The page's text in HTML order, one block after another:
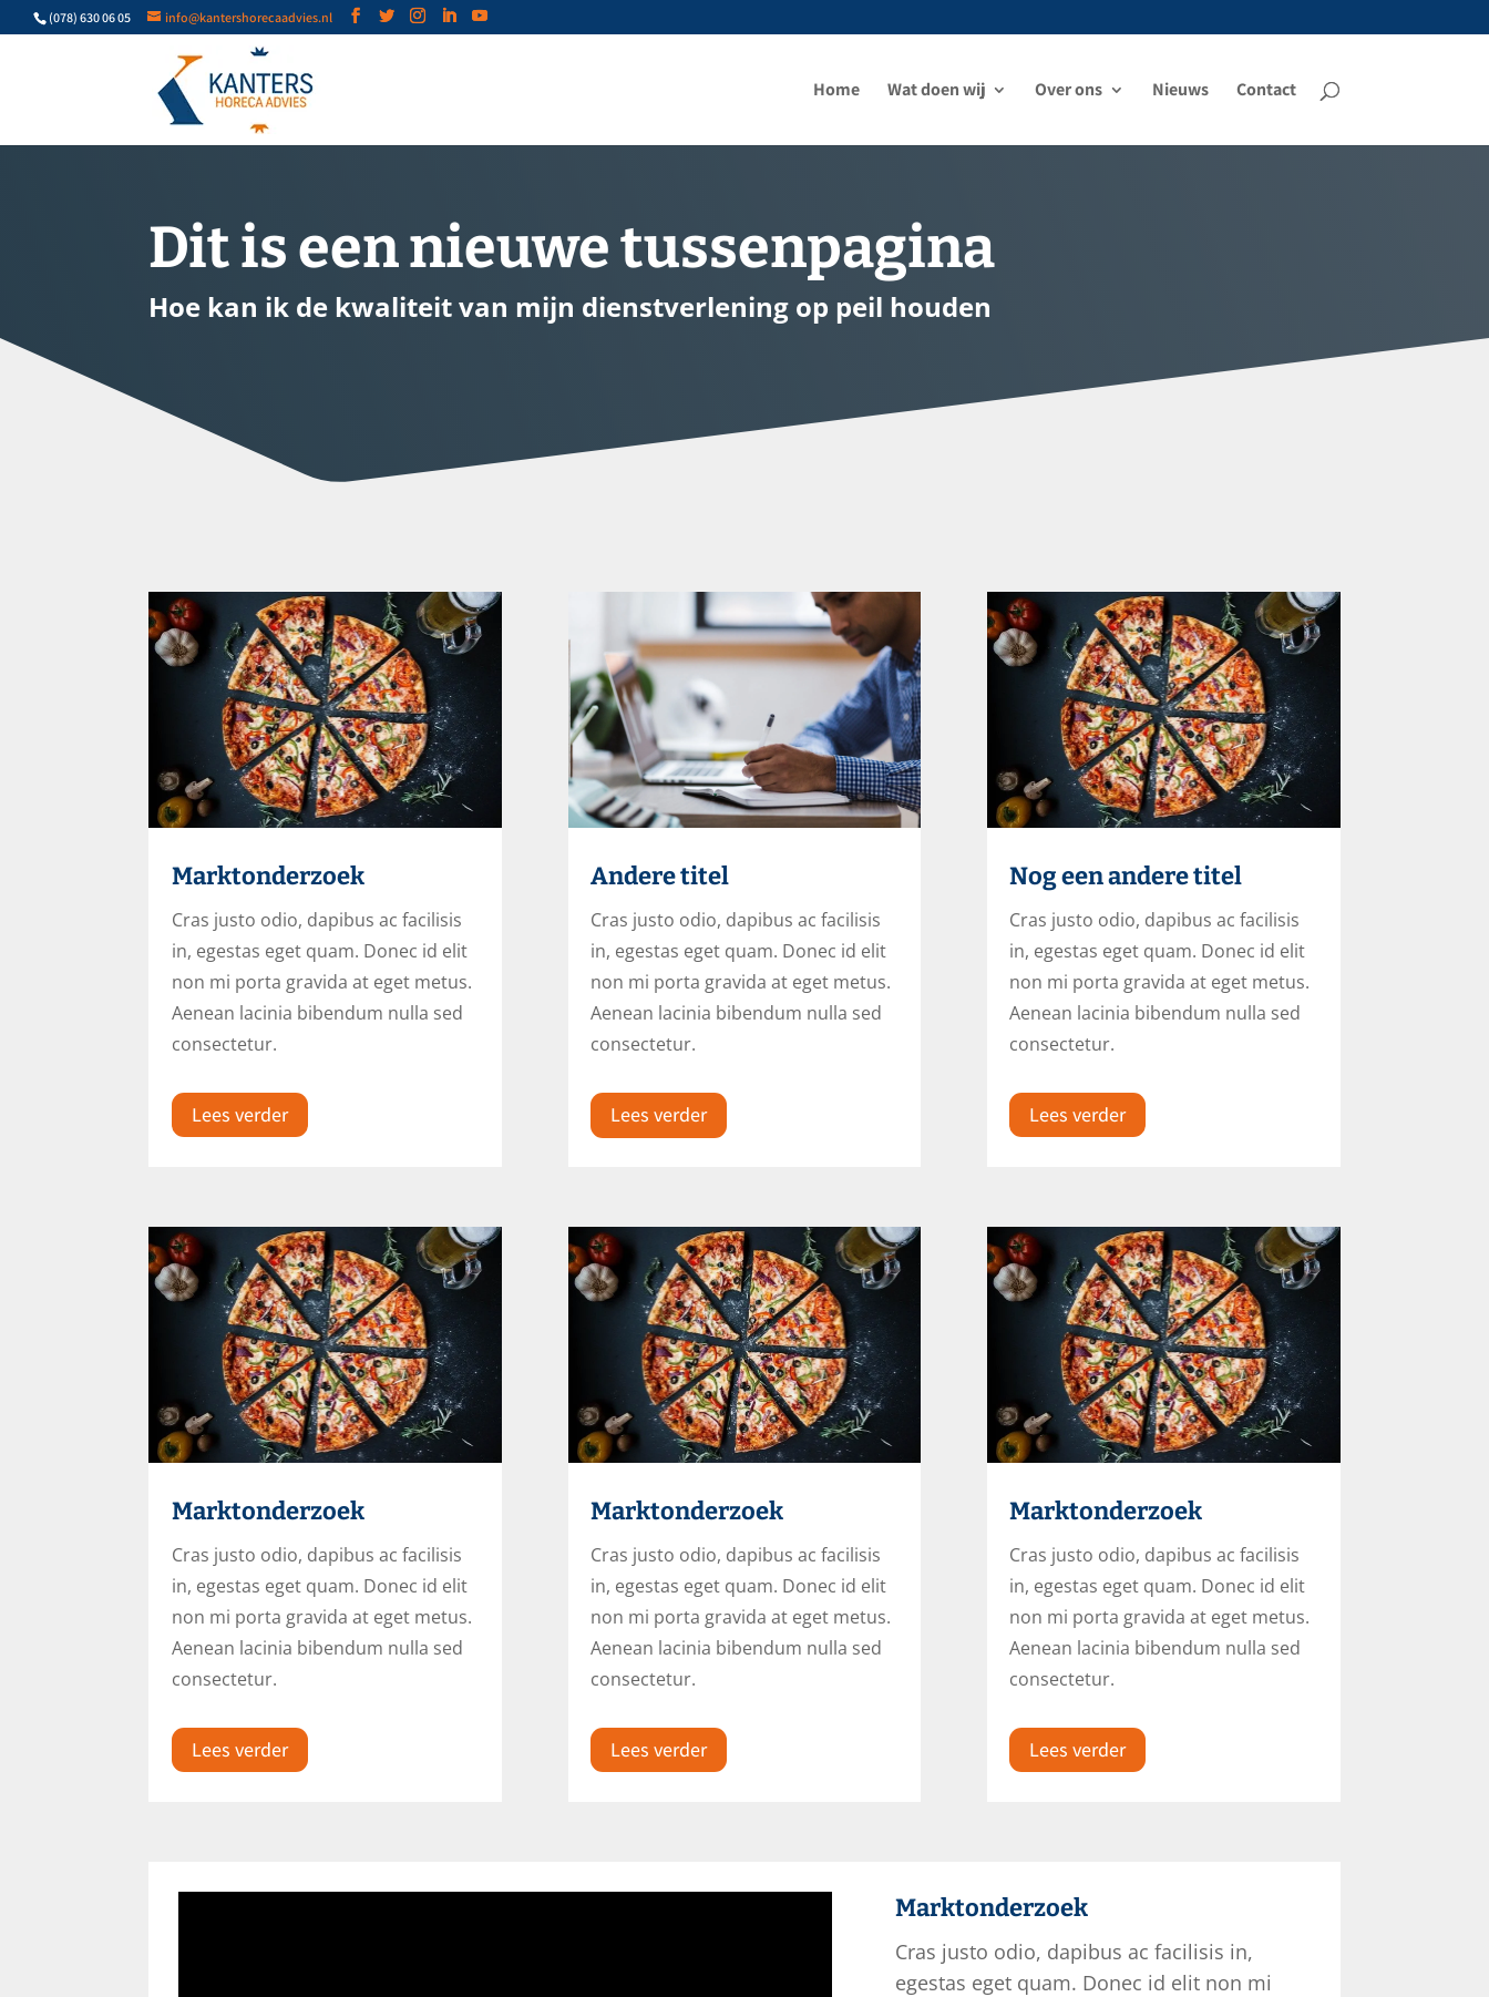
(078) 630 06 05 info@kantershorecaadvies.nl
Home Wat doen wij Over ons Nieuws Contact
Dit is een nieuwe tussenpagina
Hoe kan ik de kwaliteit van mijn dienstverlening op peil houden
Marktonderzoek
Cras justo odio, dapibus ac facilisis
in, egestas eget quam. Donec id elit
non mi porta gravida at eget metus.
Aenean lacinia bibendum nulla sed
consectetur.
Lees verder
Andere titel
Cras justo odio, dapibus ac facilisis
in, egestas eget quam. Donec id elit
non mi porta gravida at eget metus.
Aenean lacinia bibendum nulla sed
consectetur.
Lees verder
Nog een andere titel
Cras justo odio, dapibus ac facilisis
in, egestas eget quam. Donec id elit
non mi porta gravida at eget metus.
Aenean lacinia bibendum nulla sed
consectetur.
Lees verder
Marktonderzoek
Cras justo odio, dapibus ac facilisis
in, egestas eget quam. Donec id elit
non mi porta gravida at eget metus.
Aenean lacinia bibendum nulla sed
consectetur.
Lees verder
Marktonderzoek
Cras justo odio, dapibus ac facilisis
in, egestas eget quam. Donec id elit
non mi porta gravida at eget metus.
Aenean lacinia bibendum nulla sed
consectetur.
Lees verder
Marktonderzoek
Cras justo odio, dapibus ac facilisis
in, egestas eget quam. Donec id elit
non mi porta gravida at eget metus.
Aenean lacinia bibendum nulla sed
consectetur.
Lees verder
Marktonderzoek
Cras justo odio, dapibus ac facilisis in,
egestas eget quam. Donec id elit non mi